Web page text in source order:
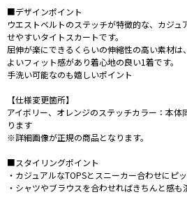
■デザインポイント
ウエストベルトのステッチが特徴的な、カジ
せやすいタイトスカートです。
屈伸が楽にできるくらいの伸縮性の高い素材
よいフィット感があり着心地の良い1着です。
手洗い可能なのも嬉しいポイント
【仕様変更箇所】
アイボリー、オレンジのステッチカラー：本
ります
※詳細画像が正規の商品となります。
■スタイリングポイント
・カジュアルなTOPSとスニーカー合わせにピ
・シャツやブラウスを合わせればきちんと感も